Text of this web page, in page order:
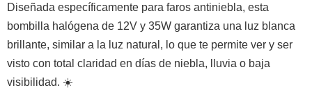
Diseñada específicamente para faros antiniebla, esta
bombilla halógena de 12V y 35W garantiza una luz blanca
brillante, similar a la luz natural, lo que te permite ver y ser
visto con total claridad en días de niebla, lluvia o baja
visibilidad. ☀️